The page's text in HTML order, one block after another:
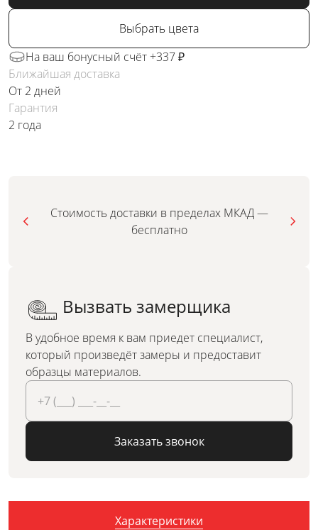
Выбрать цвета
На ваш бонусный счёт +337 ₽
Ближайшая доставка
От 2 дней
Гарантия
2 года
Стоимость доставки в пределах МКАД —
бесплатно
Вызвать замерщика
В удобное время к вам приедет специалист,
который произведёт замеры и предоставит
образцы материалов.
Заказать звонок
Характеристики